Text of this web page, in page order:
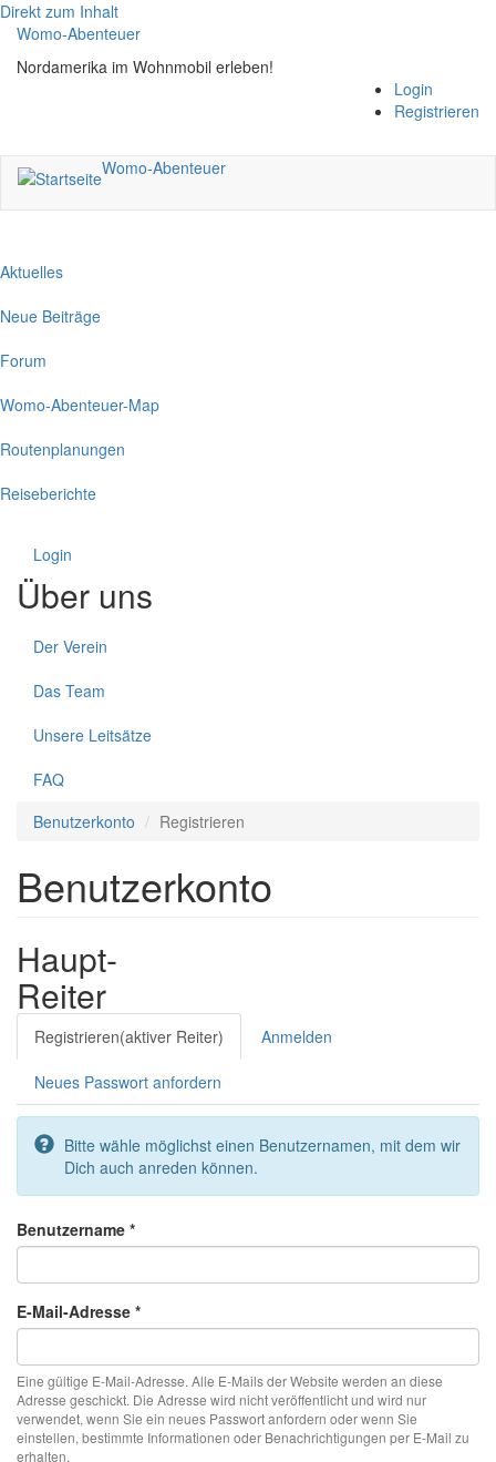
Direkt zum Inhalt
Womo-Abenteuer
Nordamerika im Wohnmobil erleben!
Login
Registrieren
Womo-Abenteuer
Aktuelles
Neue Beiträge
Forum
Womo-Abenteuer-Map
Routenplanungen
Reiseberichte
Login
Über uns
Der Verein
Das Team
Unsere Leitsätze
FAQ
Benutzerkonto
Registrieren
Benutzerkonto
Haupt-
Reiter
Registrieren(aktiver Reiter) Anmelden
Neues Passwort anfordern
Bitte wähle möglichst einen Benutzernamen, mit dem wir
Dich auch anreden können.
Benutzername *
E-Mail-Adresse *
Eine gültige E-Mail-Adresse. Alle E-Mails der Website werden an diese
Adresse geschickt. Die Adresse wird nicht veröffentlicht und wird nur
verwendet, wenn Sie ein neues Passwort anfordern oder wenn Sie
einstellen, bestimmte Informationen oder Benachrichtigungen per E-Mail zu
erhalten.